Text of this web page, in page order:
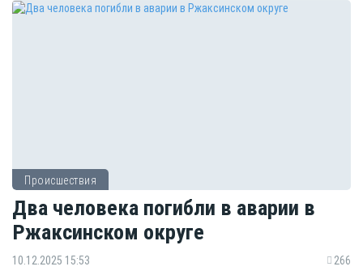
Происшествия
Два человека погибли в аварии в
Ржаксинском округе
10.12.2025 15:53 266